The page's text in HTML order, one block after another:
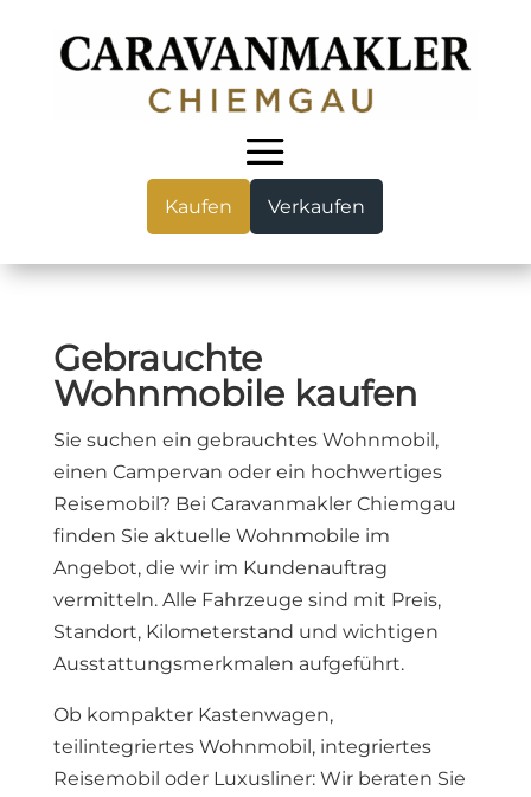
Kaufen Verkaufen
Gebrauchte
Wohnmobile kaufen
Sie suchen ein gebrauchtes Wohnmobil,
einen Campervan oder ein hochwertiges
Reisemobil? Bei Caravanmakler Chiemgau
finden Sie aktuelle Wohnmobile im
Angebot, die wir im Kundenauftrag
vermitteln. Alle Fahrzeuge sind mit Preis,
Standort, Kilometerstand und wichtigen
Ausstattungsmerkmalen aufgeführt.
Ob kompakter Kastenwagen,
teilintegriertes Wohnmobil, integriertes
Reisemobil oder Luxusliner: Wir beraten Sie